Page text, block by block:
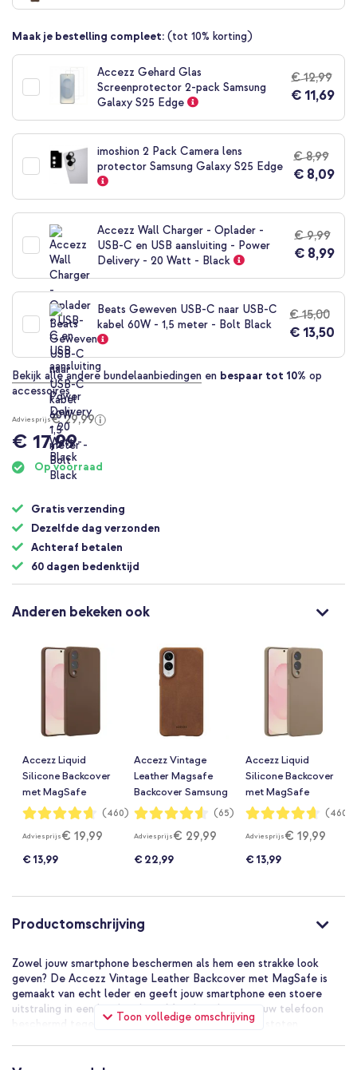
begin
de
afbeeldingen-
Maak je bestelling compleet: (tot 10% korting)
Accezz Gehard Glas
Screenprotector 2-pack Samsung
Galaxy S25 Edge
€ 12,99
€ 11,69
imoshion 2 Pack Camera lens
protector Samsung Galaxy S25 Edge
€ 8,99
€ 8,09
Accezz Wall Charger - Oplader -
USB-C en USB aansluiting - Power
Delivery - 20 Watt - Black
€ 9,99
€ 8,99
Beats Geweven USB-C naar USB-C
kabel 60W - 1,5 meter - Bolt Black
€ 15,00
€ 13,50
Bekijk alle andere bundelaanbiedingen en bespaar tot 10% op
accessoires
Adviesprijs€ 29,99
€ 17,99
Op voorraad
Gratis verzending
Dezelfde dag verzonden
Achteraf betalen
60 dagen bedenktijd
Anderen bekeken ook
Accezz Liquid
Silicone Backcover
met MagSafe
Samsung Galaxy
Brown
Waardering:
93%
(460)
Adviesprijs€ 19,99
€ 13,99
Accezz Vintage
Leather Magsafe
Backcover Samsung
Galaxy S25 Edge -
Waardering:
90%
(65)
Adviesprijs€ 29,99
€ 22,99
Accezz Liquid
Silicone Backcover
met MagSafe
Samsung Galaxy
Lichtbruin
Waardering:
93%
(460)
Adviesprijs€ 19,99
€ 13,99
Productomschrijving
Toon volledige omschrijving
Zowel jouw smartphone beschermen als hem een strakke look
geven? De Accezz Vintage Leather Backcover met MagSafe is
gemaakt van echt leder en geeft jouw smartphone een stoere
uitstraling in een handomdraai. Met deze hoes is jouw telefoon
beschermd tegen alledaagse schade van vallen en stoten.
Gemaakt van echt leer